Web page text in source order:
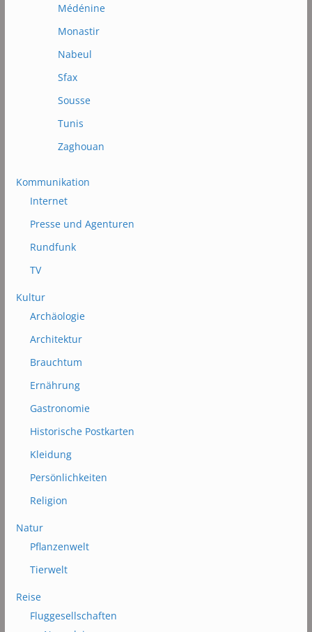
Médénine
Monastir
Nabeul
Sfax
Sousse
Tunis
Zaghouan
Kommunikation
Internet
Presse und Agenturen
Rundfunk
TV
Kultur
Archäologie
Architektur
Brauchtum
Ernährung
Gastronomie
Historische Postkarten
Kleidung
Persönlichkeiten
Religion
Natur
Pflanzenwelt
Tierwelt
Reise
Fluggesellschaften